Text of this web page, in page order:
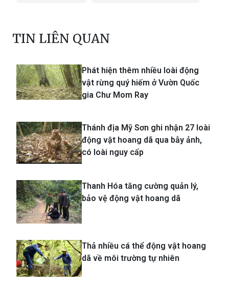
TIN LIÊN QUAN
Phát hiện thêm nhiều loài động
vật rừng quý hiếm ở Vườn Quốc
gia Chư Mom Ray
Thánh địa Mỹ Sơn ghi nhận 27 loài
động vật hoang dã qua bẫy ảnh,
có loài nguy cấp
Thanh Hóa tăng cường quản lý,
bảo vệ động vật hoang dã
Thả nhiều cá thể động vật hoang
dã về môi trường tự nhiên